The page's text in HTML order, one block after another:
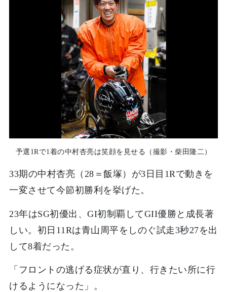
予選1Rで1着の中村杏亮は笑顔を見せる（撮影・柴田隆二）
33期の中村杏亮（28＝飯塚）が3日目1Rで動きを
一変させて今節初勝利を挙げた。
23年はSG初優出、GI初制覇してGII優勝と成長著
しい。初日11Rは青山周平をしのぐ試走3秒27を出
して8着だった。
「フロントの逃げる症状が直り、行きたい所に行
けるようになった」。